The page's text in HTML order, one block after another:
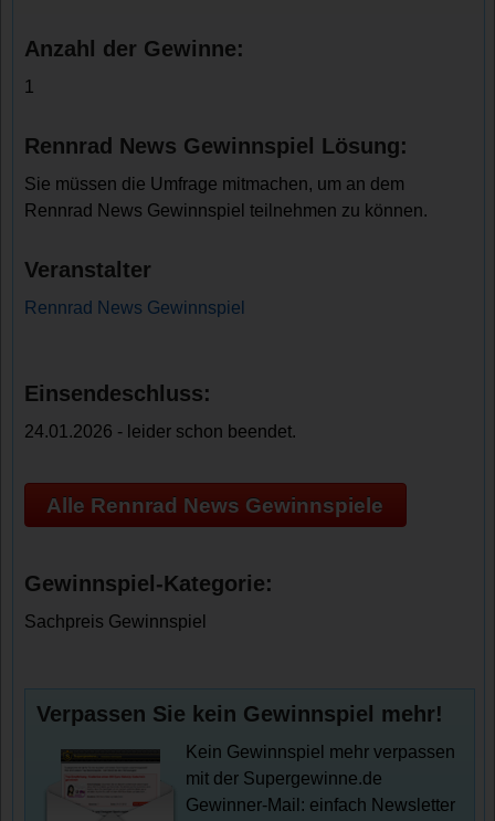
Anzahl der Gewinne:
1
Rennrad News Gewinnspiel Lösung:
Sie müssen die Umfrage mitmachen, um an dem
Rennrad News Gewinnspiel teilnehmen zu können.
Veranstalter
Rennrad News Gewinnspiel
Einsendeschluss:
24.01.2026 - leider schon beendet.
Alle Rennrad News Gewinnspiele
Gewinnspiel-Kategorie:
Sachpreis Gewinnspiel
Verpassen Sie kein Gewinnspiel mehr!
Kein Gewinnspiel mehr verpassen
mit der Supergewinne.de
Gewinner-Mail: einfach Newsletter